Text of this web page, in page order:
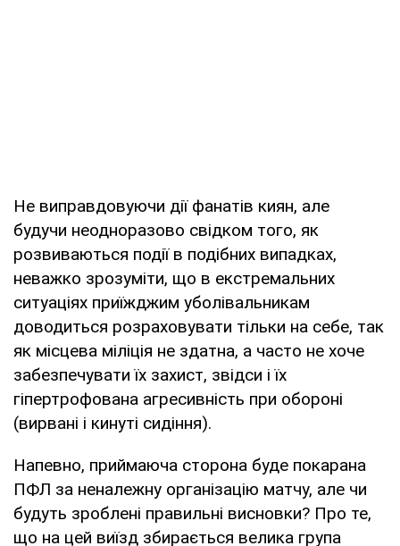
Не виправдовуючи дії фанатів киян, але
будучи неодноразово свідком того, як
розвиваються події в подібних випадках,
неважко зрозуміти, що в екстремальних
ситуаціях приїжджим уболівальникам
доводиться розраховувати тільки на себе, так
як місцева міліція не здатна, а часто не хоче
забезпечувати їх захист, звідси і їх
гіпертрофована агресивність при обороні
(вирвані і кинуті сидіння).
Напевно, приймаюча сторона буде покарана
ПФЛ за неналежну організацію матчу, але чи
будуть зроблені правильні висновки? Про те,
що на цей виїзд збирається велика група